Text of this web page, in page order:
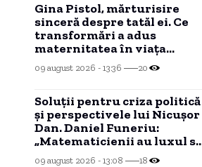
Gina Pistol, mărturisire
sinceră despre tatăl ei. Ce
transformări a adus
maternitatea în viața
vedetei
09 august 2026 - 13:36 20
Soluții pentru criza politică
și perspectivele lui Nicușor
Dan. Daniel Funeriu:
„Matematicienii au luxul să
poată rămâne în abstract”
09 august 2026 - 13:08 18